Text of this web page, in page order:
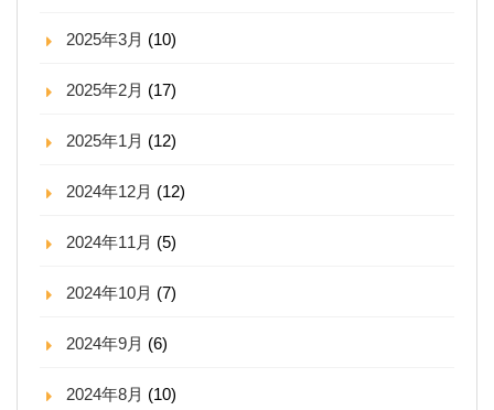
2025年3月 (10)
2025年2月 (17)
2025年1月 (12)
2024年12月 (12)
2024年11月 (5)
2024年10月 (7)
2024年9月 (6)
2024年8月 (10)